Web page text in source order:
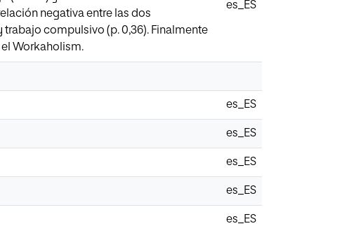
negativa entre las dos
compulsivo (p. 0,36). Finalmente
Workaholism.
es_ES
es_ES
es_ES
es_ES
es_ES
es_ES